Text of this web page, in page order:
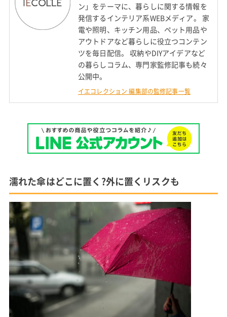
ン」をテーマに、暮らしに関する情報を
発信するインテリア系WEBメディア。 家
電や照明、キッチン用品、ペット用品や
アウトドアなど暮らしに役立つコンテン
ツを毎日配信。 収納やDIYアイデアなど
の暮らしコラム、専門家監修記事も続々
公開中。
イエコレクション 編集部の監修記事一覧
濡れた傘はどこに置く?外に置くリスクも